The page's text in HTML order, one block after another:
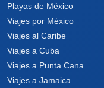
Playas de México
Viajes por México
Viajes al Caribe
Viajes a Cuba
Viajes a Punta Cana
Viajes a Jamaica